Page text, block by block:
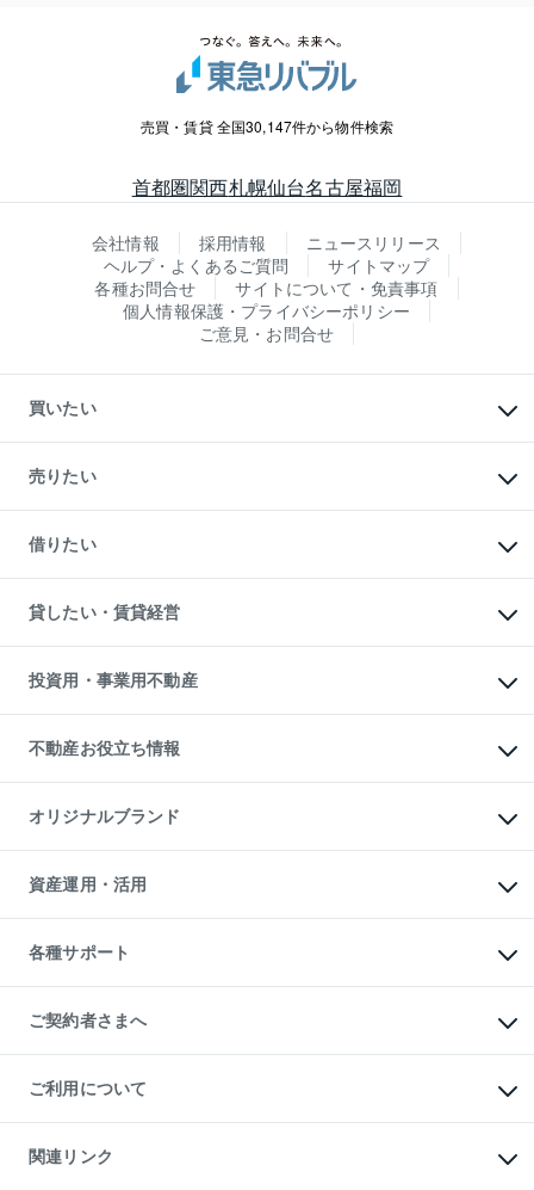
売買・賃貸 全国30,147件から物件検索
首都圏関西札幌仙台名古屋福岡
会社情報 採用情報
ニュースリリース
ヘルプ・よくあるご質問
サイトマップ
各種お問合せ
サイトについて・免責事項
個人情報保護・プライバシーポリシー
ご意見・お問合せ
買いたい
新築・分譲マンションの購入
中古マンションの購入
一戸建ての購入
中古一戸建ての購入
不動産購入の流れ
注目キーワード物件特集
購入ガイド
English 繁体中文簡体中文
売りたい
一戸建ての売却・査定
土地の売却・査定
スピードAI査定
不動産査定について
不動産売却の流れ
不動産買換えの流れ
売却ガイド
借りたい
オフィス・店舗の賃貸
借りるときの流れ
借りるガイド
貸したい・賃貸経営
マンション賃料データ
賃貸管理プラン
リロケーションについて
貸すガイド
投資用・事業用不動産
事業用不動産
マンション投資
投資用マンション
アパート経営
収益物件
ビル購入（ビル一棟）
投資用不動産の売却査定
事業用不動産の売却査定
不動産お役立ち情報
マンションライブラリー
人気マンションランキング
暮らしに役立つ不動産メディア
不動産相場・不動産価格情報
不動産コラム・ニュース
不動産用語集
不動産なんでもネット相談室
住まいの税金
オリジナルブランド
一棟リノベーションマンション
L`GENTE（ルジェンテ）
区分リノベーションマンション
投資用一棟レジデンスWELL
不動産小口投資
LEGACIA（レガシア）
資産運用・活用
不動産M&A
アセットマネジメント・出資
各種サポート
相続サポート
リフォームサポート
ご契約者さまへ
ご紹介・再契約特典
入居者様専用-各種ご案内（賃貸）
東急こすもす会「こすもすWeb」
ご利用について
金融商品取引について
東急リバブル ソーシャルメディアポリシー
関連リンク